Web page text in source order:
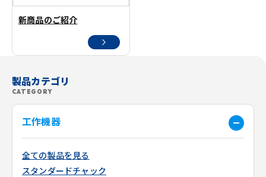
製品カテゴリ
CATEGORY
工作機器
全ての製品を見る
スタンダードチャック
新商品のご紹介